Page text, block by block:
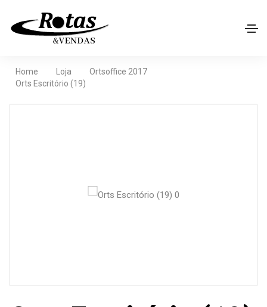
Home Loja
Ortsoffice 2017
Orts Escritório (19)